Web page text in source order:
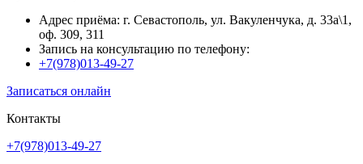
Адрес приёма: г. Севастополь, ул. Вакуленчука, д. 33а\1,
оф. 309, 311
Запись на консультацию по телефону:
+7(978)013-49-27
Записаться онлайн
Контакты
+7(978)013-49-27